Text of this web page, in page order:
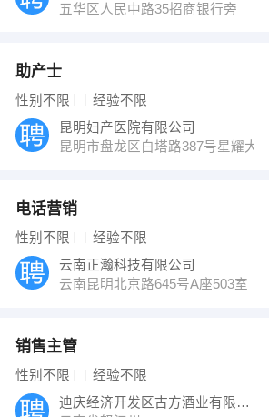
五华区人民中路35招商银行旁
助产士
性别不限 经验不限
昆明妇产医院有限公司
昆明市盘龙区白塔路387号星耀大
电话营销
性别不限 经验不限
云南正瀚科技有限公司
云南昆明北京路645号A座503室
销售主管
性别不限 经验不限
迪庆经济开发区古方酒业有限公司